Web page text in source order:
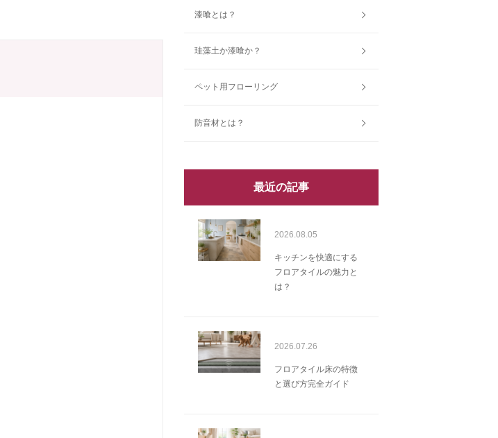
漆喰とは？
珪藻土か漆喰か？
ペット用フローリング
防音材とは？
最近の記事
2026.08.05
キッチンを快適にする
フロアタイルの魅力と
は？
2026.07.26
フロアタイル床の特徴
と選び方完全ガイド